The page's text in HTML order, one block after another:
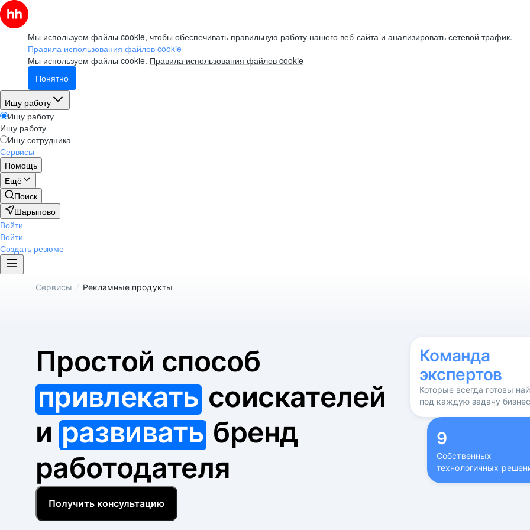
Мы используем файлы cookie, чтобы обеспечивать правильную работу нашего веб-сайта и анализировать сетевой трафик.
Правила использования файлов cookie
Мы используем файлы cookie. Правила использования файлов cookie
Понятно
Ищу работу
Ищу работу
Ищу работу
Ищу сотрудника
Сервисы
Помощь
Ещё
Поиск
Шарыпово
Войти
Войти
Создать резюме
Сервисы / Рекламные продукты
Простой способ
привлекатьсоискателей
и развивать бренд
работодателя
Получить консультацию
Команда
экспертов
Которые всегда готовы
под каждую задачу
9
Собственных
технологичных